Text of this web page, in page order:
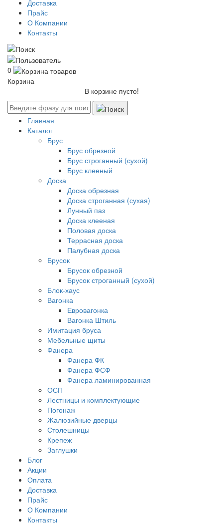
Доставка
Прайс
О Компании
Контакты
0
Корзина
В корзине пусто!
Главная
Каталог
Брус
Брус обрезной
Брус строганный (сухой)
Брус клееный
Доска
Доска обрезная
Доска строганная (сухая)
Лунный паз
Доска клееная
Половая доска
Террасная доска
Палубная доска
Брусок
Брусок обрезной
Брусок строганный (сухой)
Блок-хаус
Вагонка
Евровагонка
Вагонка Штиль
Имитация бруса
Мебельные щиты
Фанера
Фанера ФК
Фанера ФСФ
Фанера ламинированная
ОСП
Лестницы и комплектующие
Погонаж
Жалюзийные дверцы
Столешницы
Крепеж
Заглушки
Блог
Акции
Оплата
Доставка
Прайс
О Компании
Контакты